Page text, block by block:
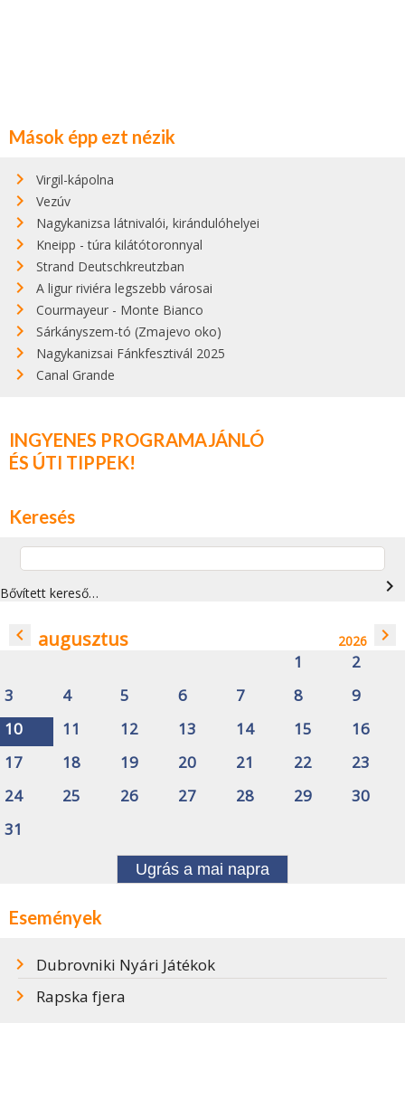
Mások épp ezt nézik
Virgil-kápolna
Vezúv
Nagykanizsa látnivalói, kirándulóhelyei
Kneipp - túra kilátótoronnyal
Strand Deutschkreutzban
A ligur riviéra legszebb városai
Courmayeur - Monte Bianco
Sárkányszem-tó (Zmajevo oko)
Nagykanizsai Fánkfesztivál 2025
Canal Grande
INGYENES PROGRAMAJÁNLÓ
ÉS ÚTI TIPPEK!
Keresés
Bővített kereső… navigate_next
navigate_before augusztus 2026 navigate_next
1
2
3
4 5 6 7 8
9
10
11 12 13 14 15
16
17
18 19 20 21 22
23
24
25 26 27 28 29
30
31
Ugrás a mai napra
Események
Dubrovniki Nyári Játékok
Rapska fjera